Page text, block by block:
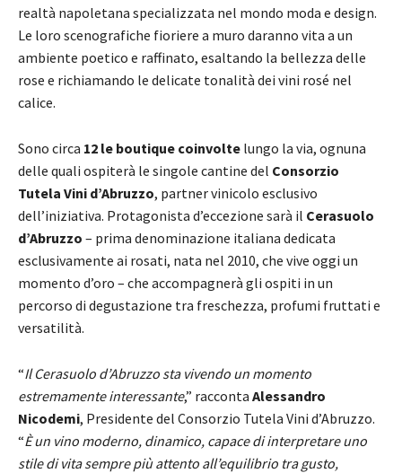
realtà napoletana specializzata nel mondo moda e design.
Le loro scenografiche fioriere a muro daranno vita a un
ambiente poetico e raffinato, esaltando la bellezza delle
rose e richiamando le delicate tonalità dei vini rosé nel
calice.
Sono circa 12 le boutique coinvolte lungo la via, ognuna
delle quali ospiterà le singole cantine del Consorzio
Tutela Vini d’Abruzzo, partner vinicolo esclusivo
dell’iniziativa. Protagonista d’eccezione sarà il Cerasuolo
d’Abruzzo – prima denominazione italiana dedicata
esclusivamente ai rosati, nata nel 2010, che vive oggi un
momento d’oro – che accompagnerà gli ospiti in un
percorso di degustazione tra freschezza, profumi fruttati e
versatilità.
“Il Cerasuolo d’Abruzzo sta vivendo un momento
estremamente interessante,” racconta Alessandro
Nicodemi, Presidente del Consorzio Tutela Vini d’Abruzzo.
“È un vino moderno, dinamico, capace di interpretare uno
stile di vita sempre più attento all’equilibrio tra gusto,